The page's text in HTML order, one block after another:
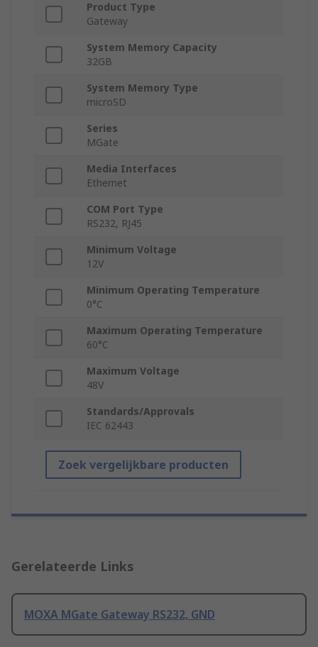
Product Type
Gateway
System Memory Capacity
32GB
System Memory Type
microSD
Series
MGate
Media Interfaces
Ethernet
COM Port Type
RS232, RJ45
Minimum Voltage
12V
Minimum Operating Temperature
0°C
Maximum Operating Temperature
60°C
Maximum Voltage
48V
Standards/Approvals
IEC 62443
Zoek vergelijkbare producten
Gerelateerde Links
MOXA MGate Gateway RS232, GND